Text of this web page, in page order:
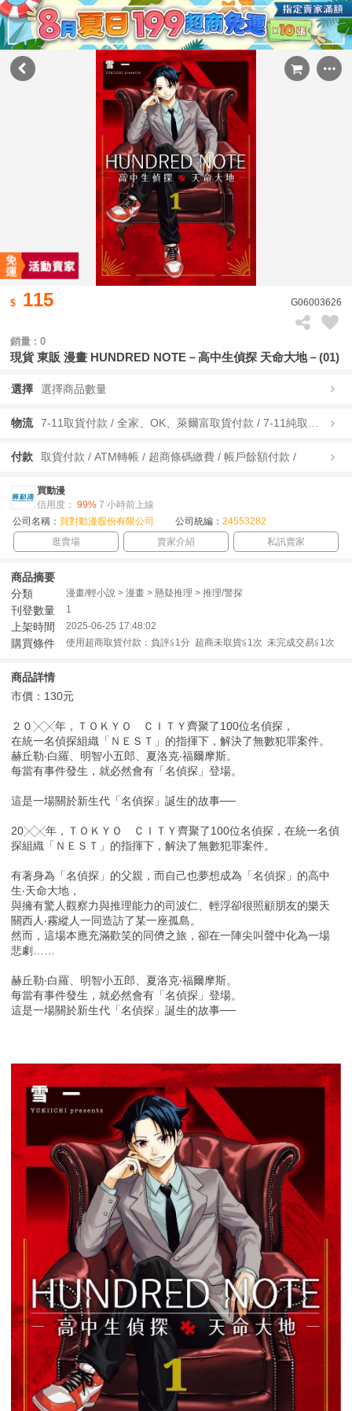
115 G06003626
銷量 : 0
現貨 東販 漫畫 HUNDRED NOTE－高中生偵探 天命大地－(01)
選擇 選擇商品數量
物流
付款 取貨付款 / ATM轉帳 / 超商條碼繳費 / 帳戶餘額付款 /
買動漫
信用度： 99% 7 小時前上線
公司名稱： 買對動漫股份有限公司 公司統編： 24553282
逛賣場
賣家介紹 私訊賣家
商品摘要
分類
漫畫/輕小說 > 漫畫 > 懸疑推理 > 推理/警探
刊登數量 1
上架時間 2025-06-25 17:48:02
購買條件 使用超商取貨付款：負評≦1分 超商未取貨≦1次 未完成交易≦1次
商品詳情
市價：130元
２０╳╳年，ＴＯＫＹＯ ＣＩＴＹ齊聚了100位名偵探，
在統一名偵探組織「ＮＥＳＴ」的指揮下，解決了無數犯罪案件。
赫丘勒‧白羅、明智小五郎、夏洛克‧福爾摩斯。
每當有事件發生，就必然會有「名偵探」登場。
這是一場關於新生代「名偵探」誕生的故事──
20╳╳年，ＴＯＫＹＯ ＣＩＴＹ齊聚了100位名偵探，在統一名偵
探組織「ＮＥＳＴ」的指揮下，解決了無數犯罪案件。
有著身為「名偵探」的父親，而自己也夢想成為「名偵探」的高中
生‧天命大地，
與擁有驚人觀察力與推理能力的司波仁、輕浮卻很照顧朋友的樂天
關西人‧霧縱人一同造訪了某一座孤島。
然而，這場本應充滿歡笑的同儕之旅，卻在一陣尖叫聲中化為一場
悲劇……
赫丘勒‧白羅、明智小五郎、夏洛克‧福爾摩斯。
每當有事件發生，就必然會有「名偵探」登場。
這是一場關於新生代「名偵探」誕生的故事──